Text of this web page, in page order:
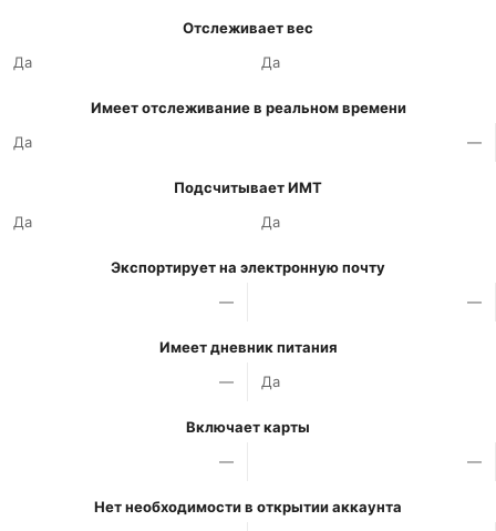
Отслеживает вес
Да
Да
Имеет отслеживание в реальном времени
Да
—
Подсчитывает ИМТ
Да
Да
Экспортирует на электронную почту
—
—
Имеет дневник питания
—
Да
Включает карты
—
—
Нет необходимости в открытии аккаунта